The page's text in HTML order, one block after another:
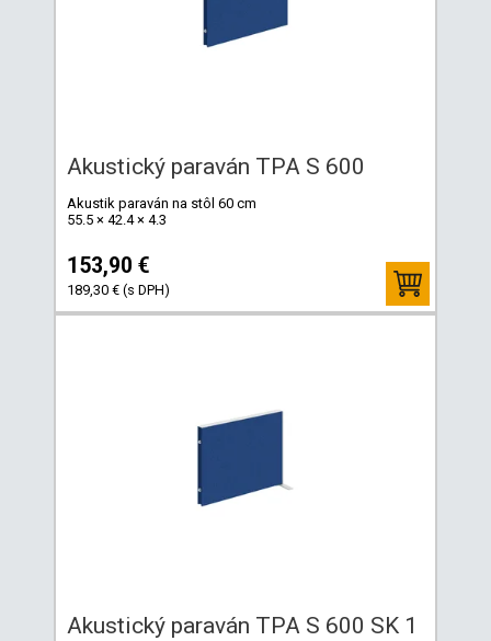
Akustický paraván TPA S 600
Akustik paraván na stôl 60 cm
55.5 × 42.4 × 4.3
153,90 €
189,30 € (s DPH)
Akustický paraván TPA S 600 SK 1